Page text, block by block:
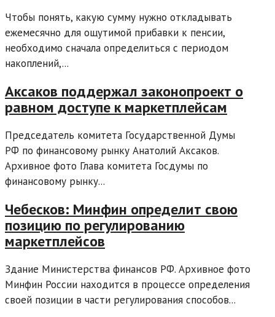
Чтобы понять, какую сумму нужно откладывать
ежемесячно для ощутимой прибавки к пенсии,
необходимо сначала определиться с периодом
накоплений,...
Аксаков поддержал законопроект о
равном доступе к маркетплейсам
Председатель комитета Государственной Думы
РФ по финансовому рынку Анатолий Аксаков.
Архивное фото Глава комитета Госдумы по
финансовому рынку...
Чебесков: Минфин определит свою
позицию по регулированию
маркетплейсов
Здание Министерства финансов РФ. Архивное фото
Минфин России находится в процессе определения
своей позиции в части регулирования способов...